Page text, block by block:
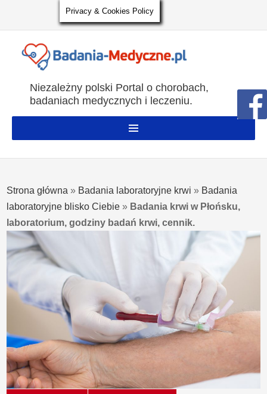
Niezależny polski Portal o chorobach,
badaniach medycznych i leczeniu.
Strona główna » Badania laboratoryjne krwi » Badania
laboratoryjne blisko Ciebie » Badania krwi w Płońsku,
laboratorium, godziny badań krwi, cennik.
Privacy & Cookies Policy